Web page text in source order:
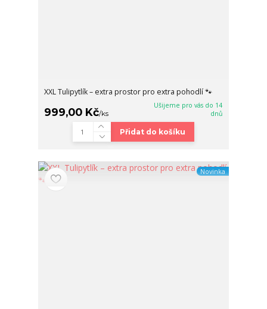
XXL Tulipytlík – extra prostor pro extra pohodlí 🐾
999,00 Kč/ks
Ušijeme pro vás do 14
dnů
Přidat do košíku
Novinka